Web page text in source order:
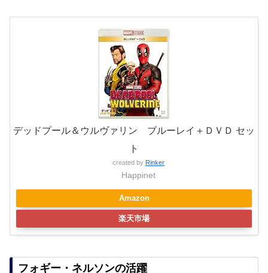
デッドプール＆ウルヴァリン ブルーレイ＋ＤＶＤ セッ
ト
created by Rinker
Happinet
Amazon
楽天市場
フォギー・ネルソンの活躍